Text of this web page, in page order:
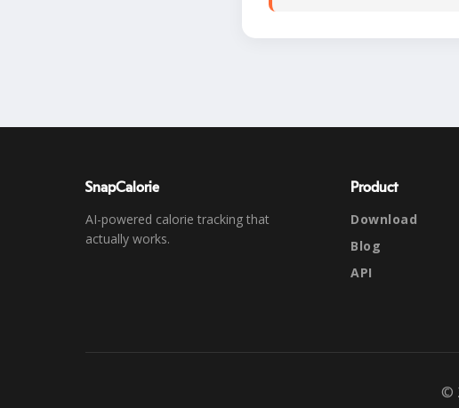
SnapCalorie
AI-powered calorie tracking that
actually works.
Product
Download
Blog
API
©